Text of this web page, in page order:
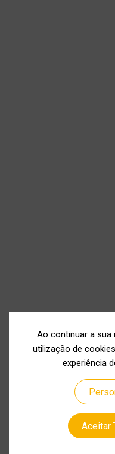
Ao continuar a sua
utilização de
experiência
Aceitar